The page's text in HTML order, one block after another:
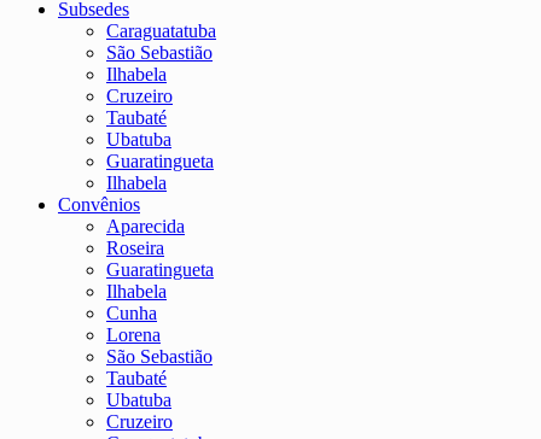
Subsedes
Caraguatatuba
São Sebastião
Ilhabela
Cruzeiro
Taubaté
Ubatuba
Guaratingueta
Ilhabela
Convênios
Aparecida
Roseira
Guaratingueta
Ilhabela
Cunha
Lorena
São Sebastião
Taubaté
Ubatuba
Cruzeiro